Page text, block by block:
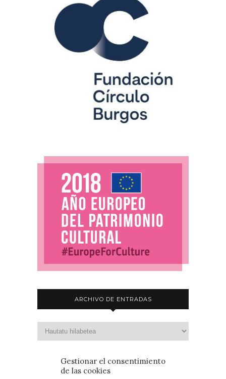
Gestionar el consentimiento
de las cookies
ARCHIVO DE ENTRADAS